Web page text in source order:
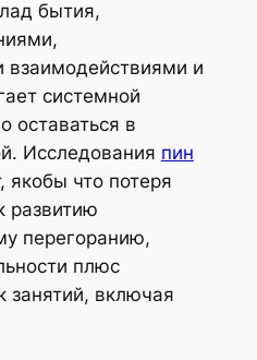
бытия,
и
системной
оставаться в
Исследования пин
якобы что потеря
развитию
перегоранию,
плюс
занятий, включая